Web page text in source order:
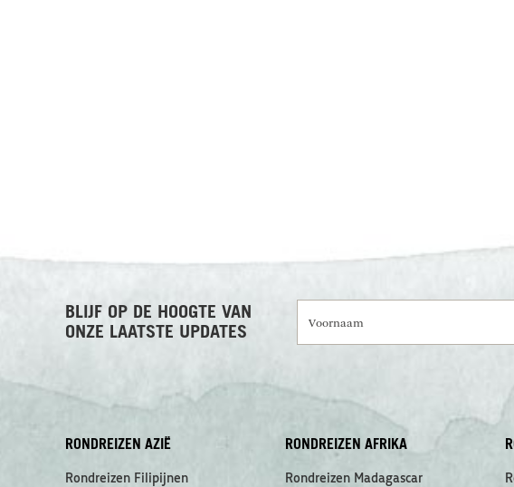
BLIJF OP DE HOOGTE VAN
ONZE LAATSTE UPDATES
RONDREIZEN AZIË
Rondreizen Filipijnen
RONDREIZEN AFRIKA
Rondreizen Madagascar